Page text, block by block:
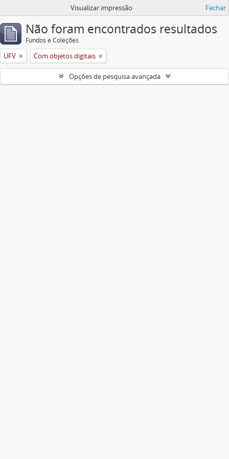
Visualizar impressão Fechar
Não foram encontrados resultados
Fundos e Coleções
UFV Com objetos digitais
Opções de pesquisa avançada